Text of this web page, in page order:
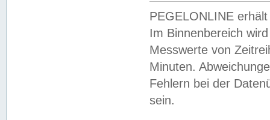
PEGELONLINE
Im Binnenbereich
Messwerte von
Minuten.
Fehlern bei der
sein.